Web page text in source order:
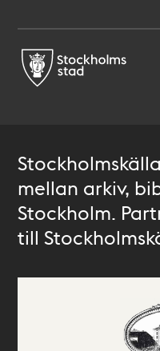
mellan arkiv,
Stockholm.
till